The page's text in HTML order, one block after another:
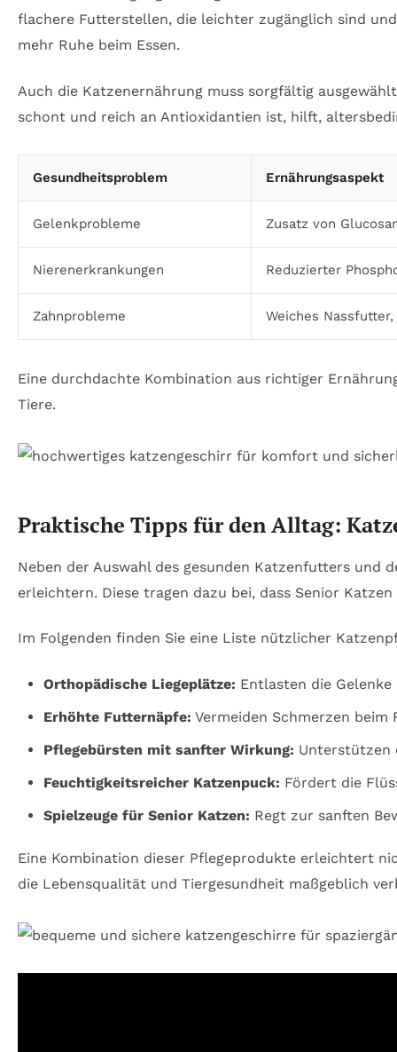
flachere Futterstellen, die leichter zugänglich sind
mehr Ruhe beim Essen.
Auch die Katzenernährung muss sorgfältig
schont und reich an Antioxidantien ist, hilft,
Gesundheitsproblem Ernährungsaspekt
Gelenkprobleme Zusatz von
Nierenerkrankungen Reduzierter
Zahnprobleme Weiches
Eine durchdachte Kombination aus richtiger
Tiere.
Praktische Tipps für den Alltag:
Neben der Auswahl des gesunden Katzenfutters
erleichtern. Diese tragen dazu bei, dass Senior
Im Folgenden finden Sie eine Liste nützlicher
Orthopädische Liegeplätze: Entlasten die
Erhöhte Futternäpfe: Vermeiden Schmerzen beim
Pflegebürsten mit sanfter Wirkung: Unterstützen
Feuchtigkeitsreicher Katzenpuck: Fördert die
Spielzeuge für Senior Katzen: Regt zur sanften
Eine Kombination dieser Pflegeprodukte erleichtert
die Lebensqualität und Tiergesundheit maßgeblich